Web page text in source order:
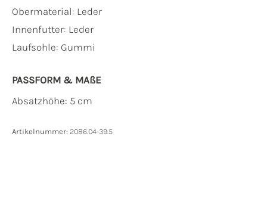
Obermaterial: Leder
Innenfutter: Leder
Laufsohle: Gummi
PASSFORM & MAẞE
Absatzhöhe: 5 cm
Artikelnummer: 2086.04-39.5